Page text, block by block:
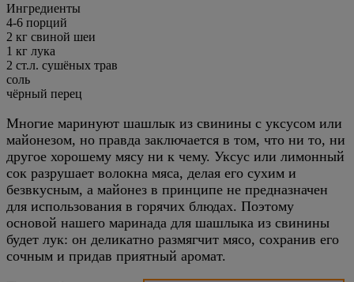
Ингредиенты
4-6 порций
2 кг свиной шеи
1 кг лука
2 ст.л. сушёных трав
соль
чёрный перец
Многие маринуют шашлык из свинины с уксусом или
майонезом, но правда заключается в том, что ни то, ни
другое хорошему мясу ни к чему. Уксус или лимонный
сок разрушает волокна мяса, делая его сухим и
безвкусным, а майонез в принципе не предназначен
для использования в горячих блюдах. Поэтому
основой нашего маринада для шашлыка из свинины
будет лук: он деликатно размягчит мясо, сохранив его
сочным и придав приятный аромат.